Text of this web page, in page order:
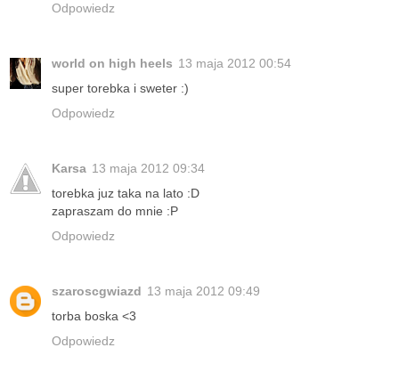
Odpowiedz
world on high heels 13 maja 2012 00:54
super torebka i sweter :)
Odpowiedz
Karsa 13 maja 2012 09:34
torebka juz taka na lato :D
zapraszam do mnie :P
Odpowiedz
szaroscgwiazd 13 maja 2012 09:49
torba boska <3
Odpowiedz